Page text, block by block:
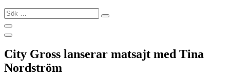
Sök
…
City Gross lanserar matsajt med Tina
Nordström